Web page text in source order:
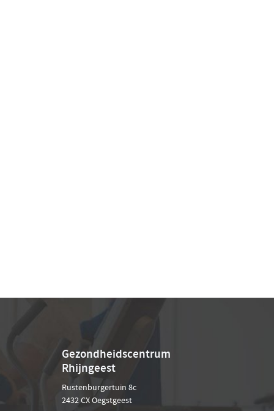
Gezondheidscentrum
Rhijngeest
Rustenburgertuin 8c
2432 CX Oegstgeest